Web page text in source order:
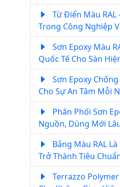
Từ Điển Màu
Trong Công Nghiệp
Sơn Epoxy Màu
Quốc Tế Cho Sàn
Sơn Epoxy
Cho Sự An Tâm Mỗi
Phân Phối Sơn
Nguồn, Dùng Mới
Bảng Màu RAL
Trở Thành Tiêu
Terrazzo